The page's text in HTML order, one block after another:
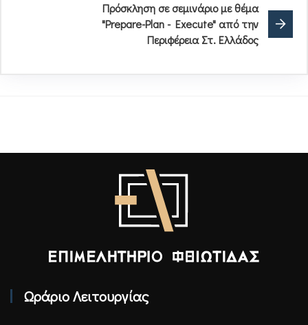
Πρόσκληση σε σεμινάριο με θέμα
"Prepare-Plan - Execute" από την
Περιφέρεια Στ. Ελλάδος
Ωράριο Λειτουργίας